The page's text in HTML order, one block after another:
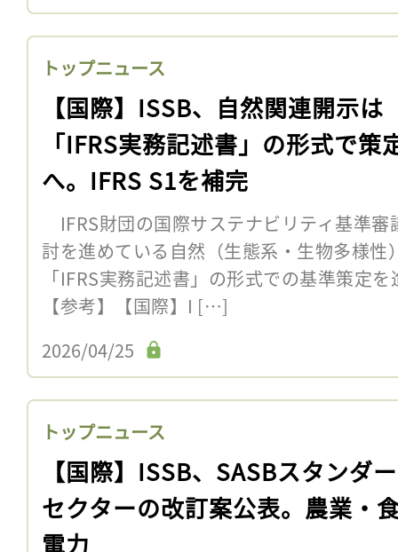
トップニュース
【国際】ISSB、自然関連開示は
「IFRS実務記述書」の形式で策
へ。IFRS S1を補完
IFRS財団の国際サステナビリティ基準
討を進めている自然（生態系・生物多様性
「IFRS実務記述書」の形式での基準策定
【参考】【国際】I […]
2026/04/25
トップニュース
【国際】ISSB、SASBスタンダ
セクターの改訂案公表。農業・
電力